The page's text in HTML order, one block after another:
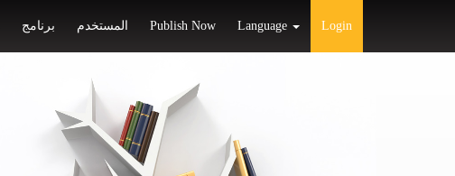
برنامج المستخدم Publish Now Language Login